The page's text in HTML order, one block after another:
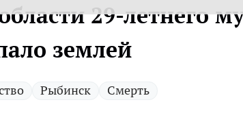
29-летнего
землей
Рыбинск Смерть